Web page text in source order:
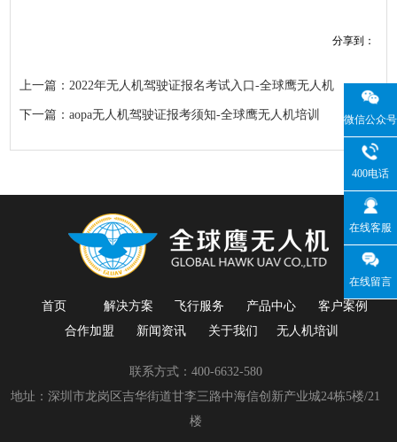
分享到：
上一篇：2022年无人机驾驶证报名考试入口-全球鹰无人机
下一篇：aopa无人机驾驶证报考须知-全球鹰无人机培训 微信公众号
400电话
在线客服
在线留言
首页 解决方案 飞行服务 产品中心
客户案例
合作加盟
新闻资讯 关于我们 无人机培训
联系方式：400-6632-580
地址：深圳市龙岗区吉华街道甘李三路中海信创新产业城24栋5楼/21
楼